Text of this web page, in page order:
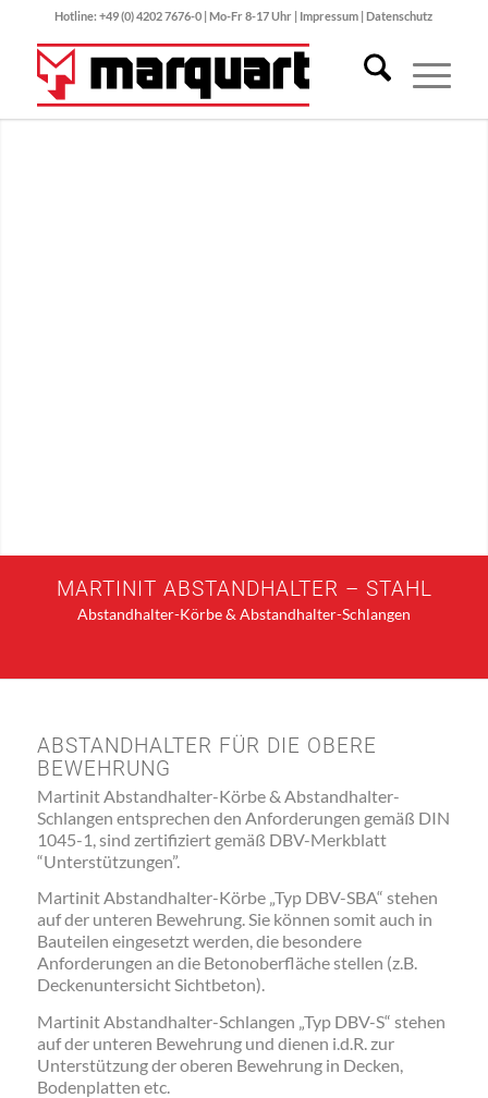
Hotline: +49 (0) 4202 7676-0 | Mo-Fr 8-17 Uhr | Impressum |Datenschutz
MARTINIT ABSTANDHALTER – STAHL
Abstandhalter-Körbe & Abstandhalter-Schlangen
ABSTANDHALTER FÜR DIE OBERE
BEWEHRUNG
Martinit Abstandhalter-Körbe & Abstandhalter-
Schlangen entsprechen den Anforderungen gemäß DIN
1045-1, sind zertifiziert gemäß DBV-Merkblatt
“Unterstützungen”.
Martinit Abstandhalter-Körbe „Typ DBV-SBA“ stehen
auf der unteren Bewehrung. Sie können somit auch in
Bauteilen eingesetzt werden, die besondere
Anforderungen an die Betonoberfläche stellen (z.B.
Deckenuntersicht Sichtbeton).
Martinit Abstandhalter-Schlangen „Typ DBV-S“ stehen
auf der unteren Bewehrung und dienen i.d.R. zur
Unterstützung der oberen Bewehrung in Decken,
Bodenplatten etc.